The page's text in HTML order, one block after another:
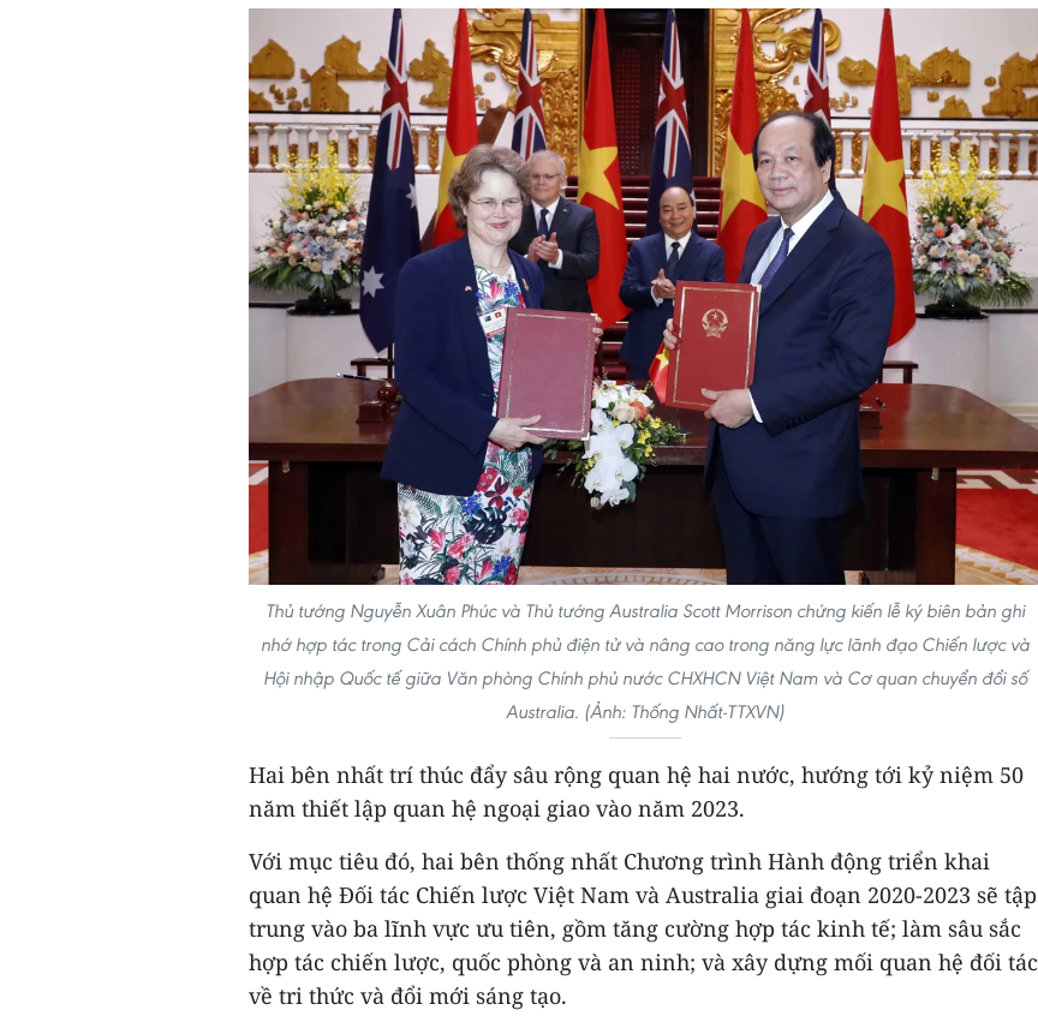
Thủ tướng Nguyễn Xuân Phúc và Thủ tướng Australia Scott Morrison chứng kiến lễ ký biên bản ghi
nhớ hợp tác trong Cải cách Chính phủ điện tử và nâng cao trong năng lực lãnh đạo Chiến lược và
Hội nhập Quốc tế giữa Văn phòng Chính phủ nước CHXHCN Việt Nam và Cơ quan chuyển đổi số
Australia. (Ảnh: Thống Nhất-TTXVN)
Hai bên nhất trí thúc đẩy sâu rộng quan hệ hai nước, hướng tới kỷ niệm 50
năm thiết lập quan hệ ngoại giao vào năm 2023.
Với mục tiêu đó, hai bên thống nhất Chương trình Hành động triển khai
quan hệ Đối tác Chiến lược Việt Nam và Australia giai đoạn 2020-2023 sẽ tập
trung vào ba lĩnh vực ưu tiên, gồm tăng cường hợp tác kinh tế; làm sâu sắc
hợp tác chiến lược, quốc phòng và an ninh; và xây dựng mối quan hệ đối tác
về tri thức và đổi mới sáng tạo.